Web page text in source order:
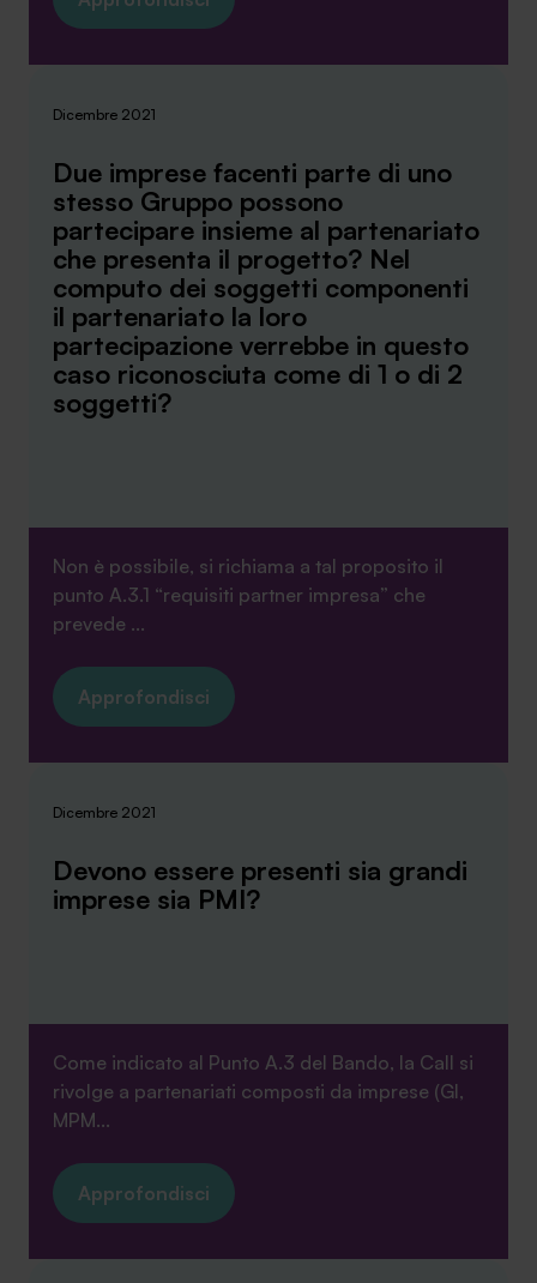
info@safinance.it
SA Finance Mediazione Creditizia Srl, società di mediazione creditizia iscritta
all'Oam n.M336
Dicembre 2021
Due imprese facenti parte di uno
stesso Gruppo possono
partecipare insieme al partenariato
che presenta il progetto? Nel
computo dei soggetti componenti
il partenariato la loro
partecipazione verrebbe in questo
caso riconosciuta come di 1 o di 2
soggetti?
Non è possibile, si richiama a tal proposito il
punto A.3.1 “requisiti partner impresa” che
prevede ...
Approfondisci
Dicembre 2021
Devono essere presenti sia grandi
imprese sia PMI?
Come indicato al Punto A.3 del Bando, la Call si
rivolge a partenariati composti da imprese (GI,
MPM...
Approfondisci